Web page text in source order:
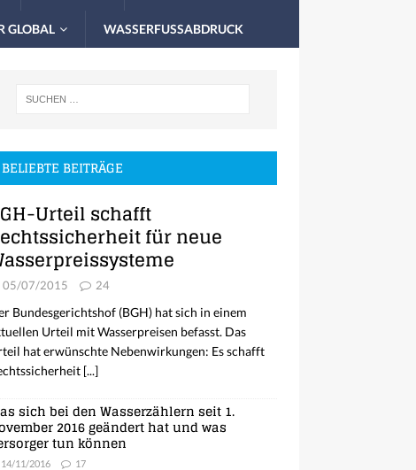
GLOBAL WASSERFUSSABDRUCK
BELIEBTE BEITRÄGE
Urteil schafft
für neue
05/07/2015 24
Bundesgerichtshof (BGH) hat sich in einem
Urteil mit Wasserpreisen befasst. Das
hat erwünschte Nebenwirkungen: Es schafft
[...]
sich bei den Wasserzählern seit 1.
2016 geändert hat und was
tun können
14/11/2016 17